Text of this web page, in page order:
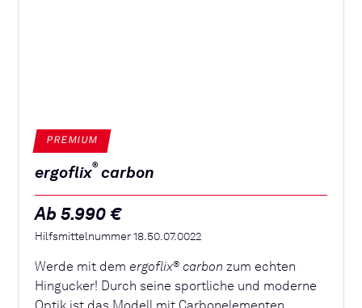
PREMIUM
ergoflix® carbon
Ab 5.990 €
Hilfsmittelnummer 18.50.07.0022
Werde mit demergoflix® carbon zum echten
Hingucker! Durch seine sportliche und moderne